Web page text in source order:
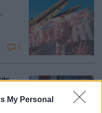
My Personal
5